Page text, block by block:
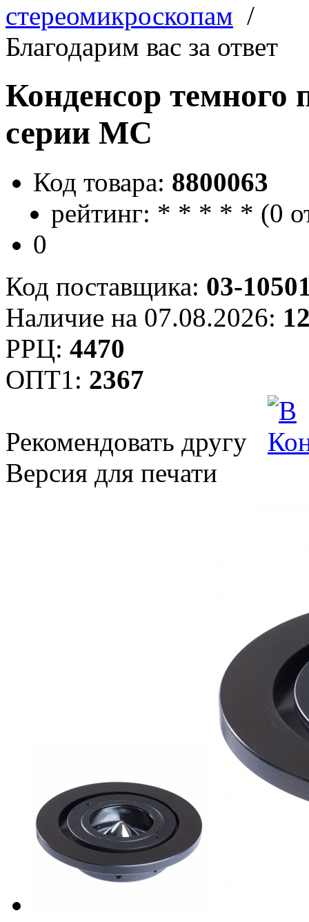
стереомикроскопам /
Благодарим вас за ответ
Конденсор темного
серии МС
Код товара: 8800063
рейтинг: * * * * * (0
0
Код поставщика: 03-
Наличие на 07.08.2026:
РРЦ: 4470
ОПТ1: 2367
Рекомендовать другу
Версия для печати